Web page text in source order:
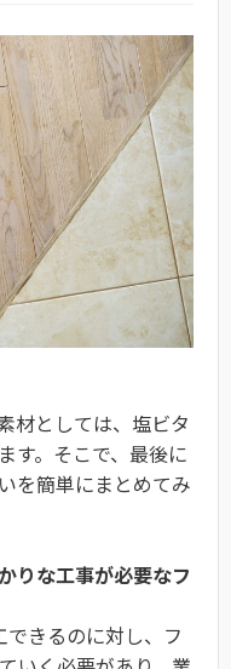
材としては、塩ビタ
す。そこで、最後に
を簡単にまとめてみ
りな工事が必要なフ
きるのに対し、フ